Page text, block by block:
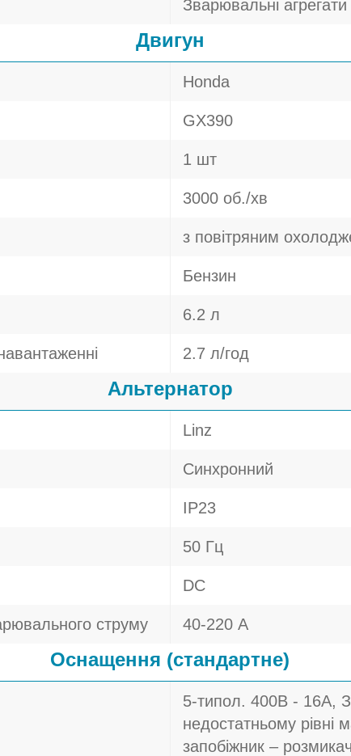
Зварювальні агрегати
Двигун
Honda
GX390
1 шт
3000 об./хв
з повітряним
Бензин
6.2 л
2.7 л/год
Альтернатор
Linz
Синхронний
IP23
50 Гц
DC
струму 40-220 А
Оснащення (стандартне)
5-типол. 400В - 16A,
недостатньому рівні
запобіжник –